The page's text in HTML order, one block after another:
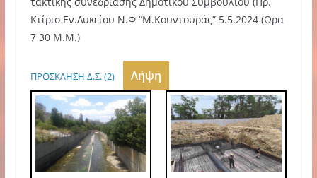
Κτίριο Εν.Λυκείου Ν.Φ “Μ.Κουντουράς” 5.5.2024 (Ωρα
7 30 Μ.M.)
ΠΡΟΣΚΛΗΣΗ Δ.Σ. (2) Λήψη